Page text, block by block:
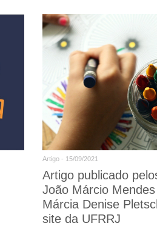
Artigo - 15/09/2021
Artigo publicado
João Márcio
Márcia Denise
site da UFRRJ